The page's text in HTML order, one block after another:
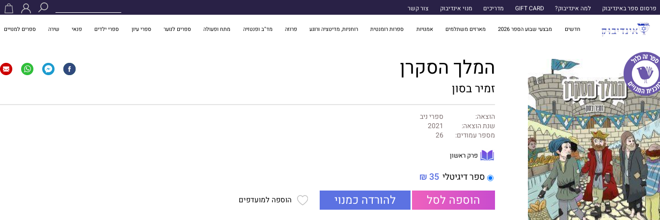
פרסום ספר באינדיבוק למה אינדיבוק? GIFT CARD מדריכים מנוי אינדיבוק צור קשר
חדשים מבצעי שבוע הספר 2026 מארזים משתלמים אמנויות ספרות רומנטית רוחניות, מדיטציה ורוגע פרוזה מד"ב ופנטזיה מתח ופעולה ספרים לנוער ספרי עיון ספרי ילדים פנאי שירה ספרים למנויים
המלך הסקרן
זמיר בסון
הוצאה:
ספרי ניב
שנת הוצאה:
2021
מספר עמודים:
26
פרק ראשון
ספר דיגיטלי 35 ₪
הוספה לסל להורדה כמנוי הוספה למועדפים